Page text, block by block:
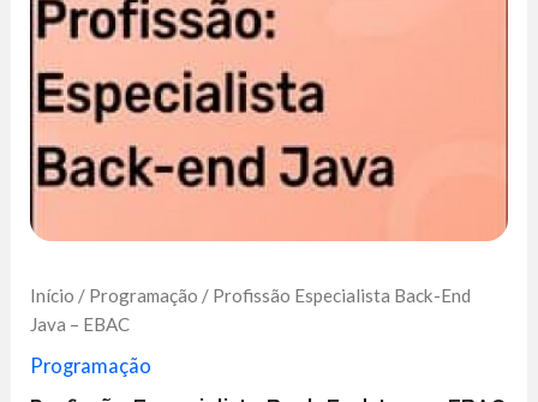
Início / Programação / Profissão Especialista Back-End
Java – EBAC
Programação